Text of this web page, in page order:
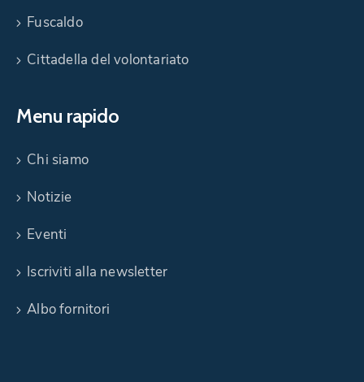
Fuscaldo
Cittadella del volontariato
Menu rapido
Chi siamo
Notizie
Eventi
Iscriviti alla newsletter
Albo fornitori